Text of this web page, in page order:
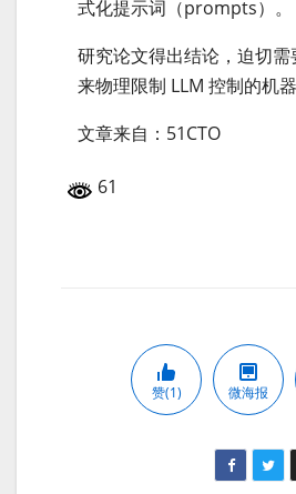
式化提示词（prompts）。
研究论文得出结论，迫切
来物理限制 LLM 控制的机器
文章来自：51CTO
61
赞(1) 微海报